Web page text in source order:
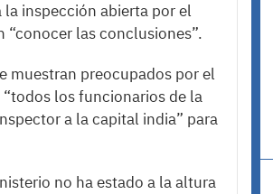
inspección abierta por el
las conclusiones”.
muestran preocupados por el
los funcionarios de la
a la capital india” para
no ha estado a la altura